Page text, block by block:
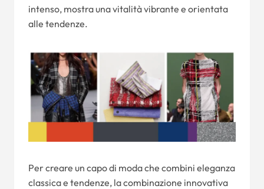
intenso, mostra una vitalità vibrante e orientata
alle tendenze.
Per creare un capo di moda che combini eleganza
classica e tendenze, la combinazione innovativa